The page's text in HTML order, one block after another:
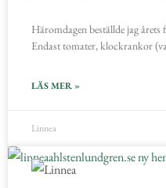
Häromdagen beställde jag årets
Endast tomater, klockrankor
LÄS MER »
Linnea